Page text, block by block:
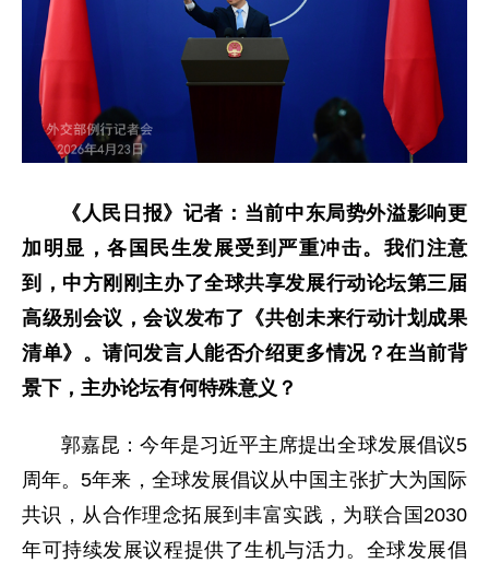
《人民日报》记者：当前中东局势外溢影响更
加明显，各国民生发展受到严重冲击。我们注意
到，中方刚刚主办了全球共享发展行动论坛第三届
高级别会议，会议发布了《共创未来行动计划成果
清单》。请问发言人能否介绍更多情况？在当前背
景下，主办论坛有何特殊意义？
郭嘉昆：今年是习近平主席提出全球发展倡议5
周年。5年来，全球发展倡议从中国主张扩大为国际
共识，从合作理念拓展到丰富实践，为联合国2030
年可持续发展议程提供了生机与活力。全球发展倡